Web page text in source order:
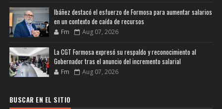
Ibáñez destacó el esfuerzo de Formosa para aumentar salarios
en un contexto de caída de recursos
Fm Aug 07, 2026
La CGT Formosa expresó su respaldo y reconocimiento al
Gobernador tras el anuncio del incremento salarial
Fm Aug 07, 2026
BUSCAR EN EL SITIO